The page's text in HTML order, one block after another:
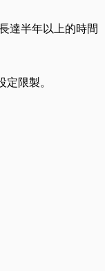
達半年以上的時間
限製。